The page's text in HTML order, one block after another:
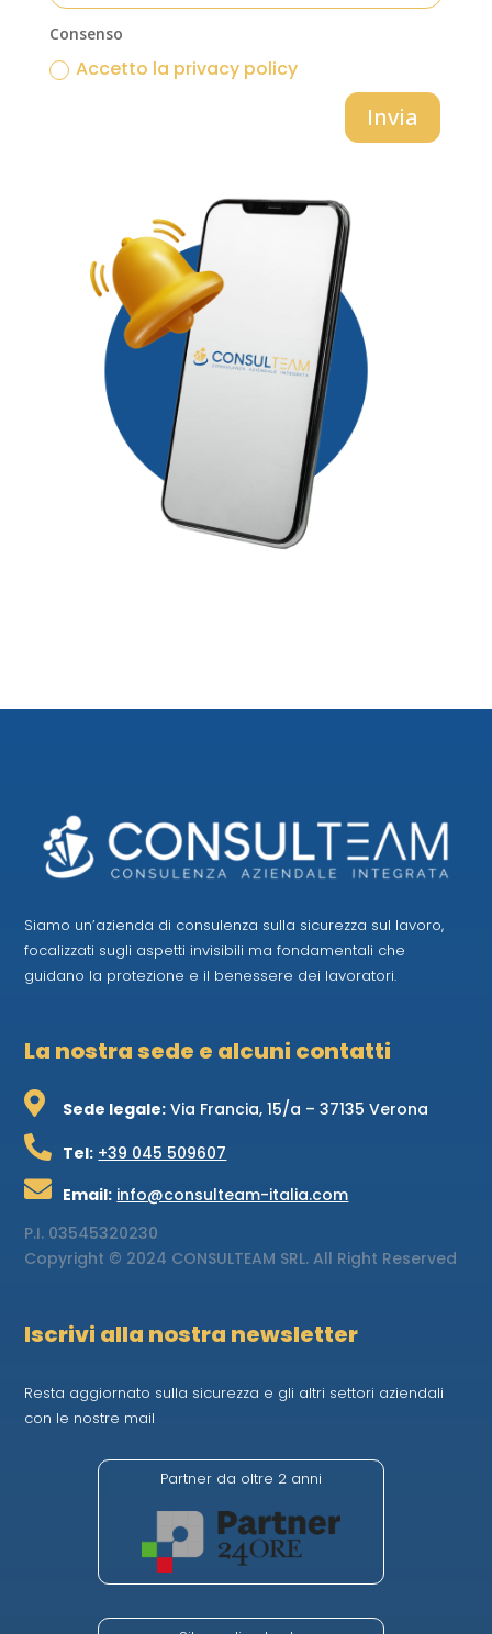
Consenso
Accetto la privacy policy
Invia
Siamo un’azienda di consulenza sulla sicurezza sul lavoro,
focalizzati sugli aspetti invisibili ma fondamentali che
guidano la protezione e il benessere dei lavoratori.
La nostra sede e alcuni contatti
Sede legale: Via Francia, 15/a – 37135 Verona

Tel: +39 045 509607

Email: info@consulteam-italia.com

P.I. 03545320230
Copyright © 2024 CONSULTEAM SRL. All Right Reserved
Iscrivi alla nostra newsletter
Resta aggiornato sulla sicurezza e gli altri settori aziendali
con le nostre mail
Partner da oltre 2 anni